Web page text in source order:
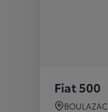
Fiat 500
BOULAZAC